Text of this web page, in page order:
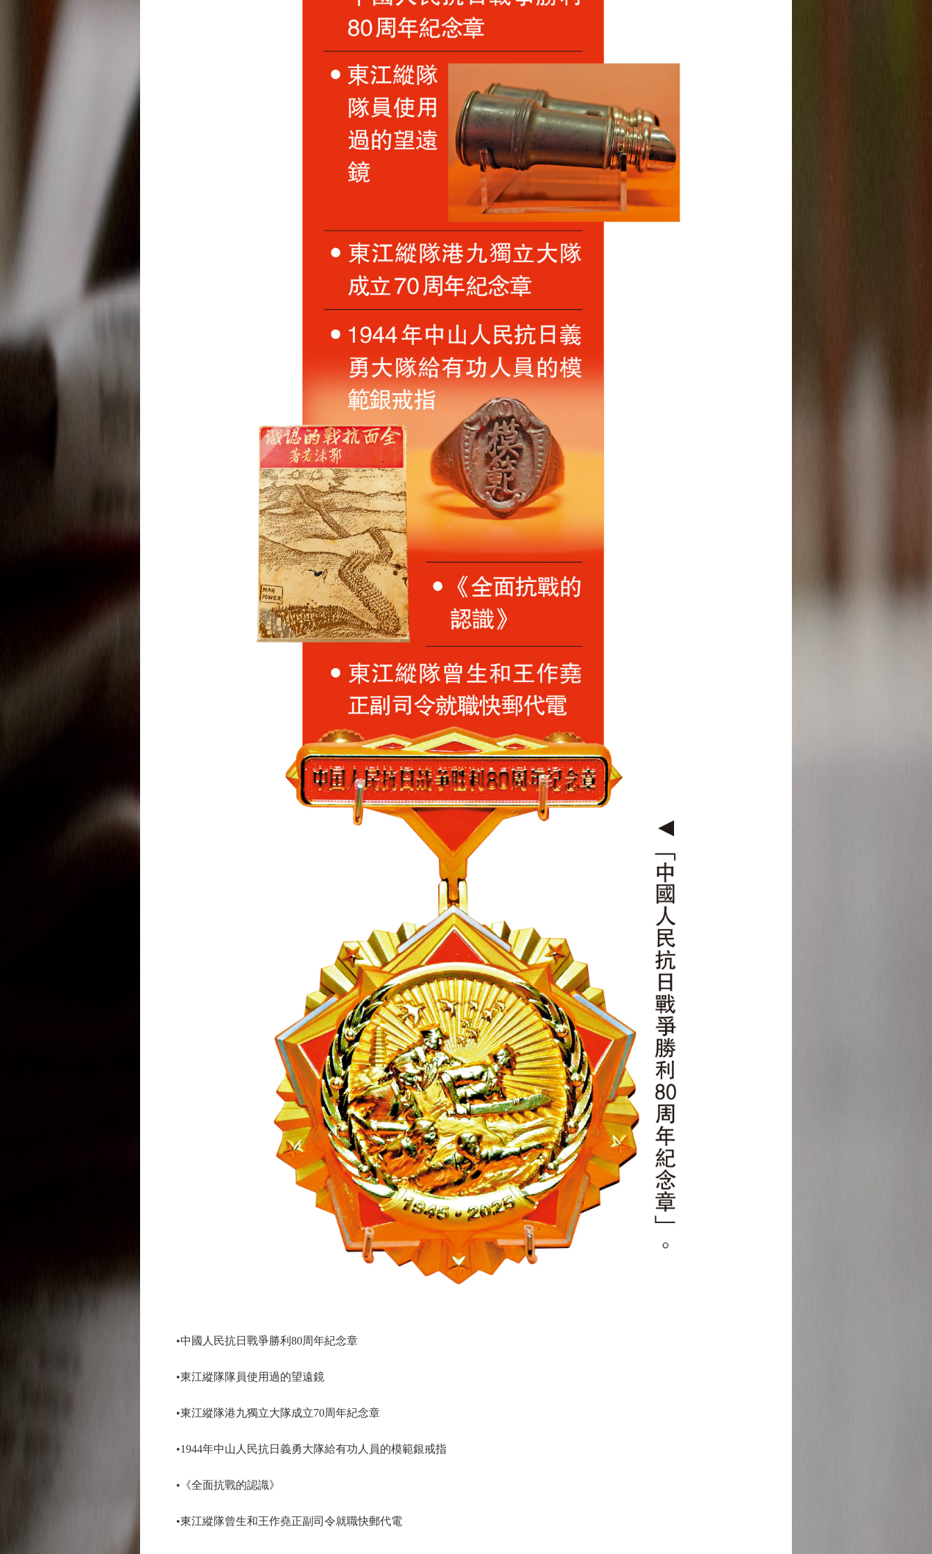
•中國人民抗日戰爭勝利80周年紀念章
•東江縱隊隊員使用過的望遠鏡
•東江縱隊港九獨立大隊成立70周年紀念章
•1944年中山人民抗日義勇大隊給有功人員的模範銀戒指
•《全面抗戰的認識》
•東江縱隊曾生和王作堯正副司令就職快郵代電